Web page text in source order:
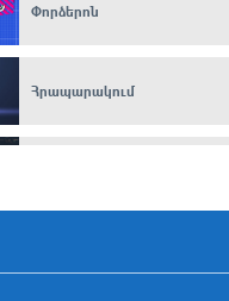
Փորձերոն
Հրապարակում